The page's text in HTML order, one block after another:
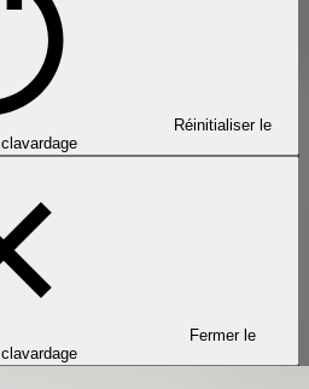
Réinitialiser le
clavardage
Fermer le
clavardage